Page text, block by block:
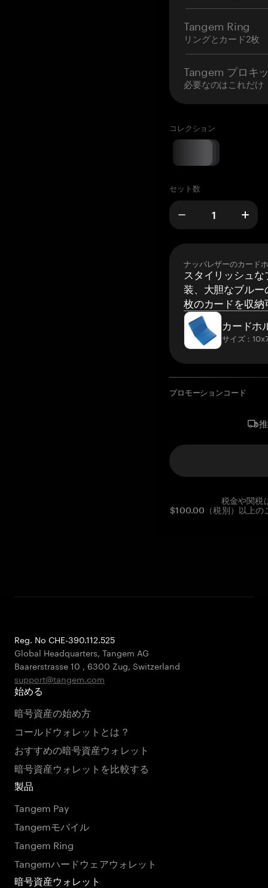
Tangem Ring
リングとカード2枚
Tangem プロキ
必要なのはこれだけ
コレクション
セット数
ナッパレザーのカード
スタイリッシュ
装、大胆なブルー
枚のカードを収納
カードホ
サイズ：
プロモーションコード
税金や関税
$100.00（税別）以上の
Reg. No CHE-390.112.525
Global Headquarters, Tangem AG
Baarerstrasse 10 , 6300 Zug, Switzerland
support@tangem.com
始める
暗号資産の始め方
コールドウォレットとは？
おすすめの暗号資産ウォレット
暗号資産ウォレットを比較する
製品
Tangem Pay
Tangemモバイル
Tangem Ring
Tangemハードウェアウォレット
暗号資産ウォレット